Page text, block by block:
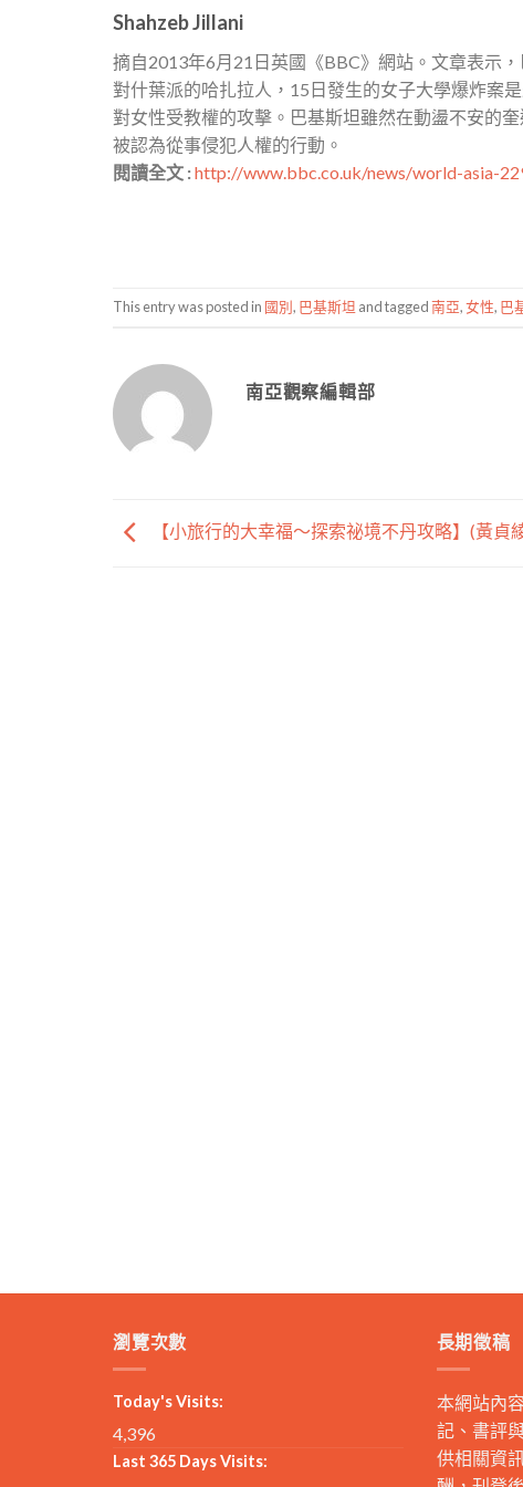
Shahzeb Jillani
摘自2013年6月21日英國《BBC》網站。文章表示
對什葉派的哈扎拉人，15日發生的女子大學爆炸案
對女性受教權的攻擊。巴基斯坦雖然在動盪不安的
被認為從事侵犯人權的行動。
閱讀全文 :http://www.bbc.co.uk/news/world-asia-
This entry was posted in 國別, 巴基斯坦 and tagged南亞,女性, 巴
南亞觀察編輯部
【小旅行的大幸福～探索祕境不丹攻略】(黃貞
瀏覽次數
Today's Visits:
4,396
Last 365 Days Visits:
長期徵稿
本網站內
記、書評
供相關資